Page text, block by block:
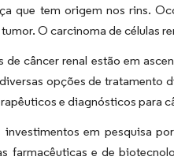
que tem origem nos rins.
O carcinoma de células
de câncer renal estão em
opções de tratamento
e diagnósticos para
em pesquisa
farmacêuticas e de